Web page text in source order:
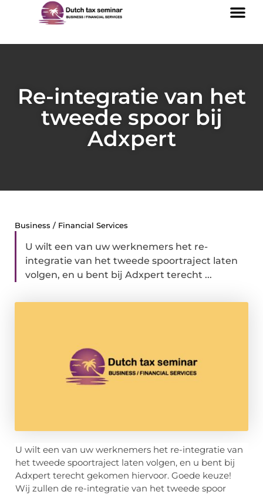
Re-integratie van het
tweede spoor bij
Adxpert
Business / Financial Services
U wilt een van uw werknemers het re-
integratie van het tweede spoortraject laten
volgen, en u bent bij Adxpert terecht ...
U wilt een van uw werknemers het re-integratie van
het tweede spoortraject laten volgen, en u bent bij
Adxpert terecht gekomen hiervoor. Goede keuze!
Wij zullen de re-integratie van het tweede spoor